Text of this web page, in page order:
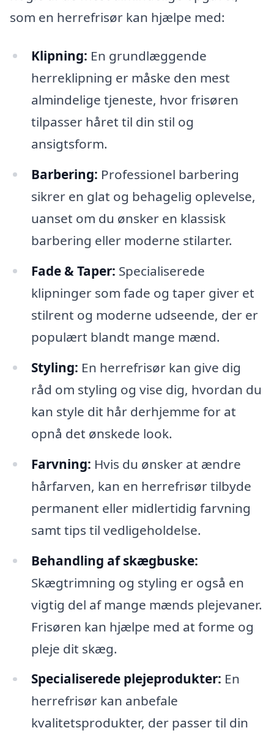
som en herrefrisør kan hjælpe med:
Klipning: En grundlæggende
herreklipning er måske den mest
almindelige tjeneste, hvor frisøren
tilpasser håret til din stil og
ansigtsform.
Barbering: Professionel barbering
sikrer en glat og behagelig oplevelse,
uanset om du ønsker en klassisk
barbering eller moderne stilarter.
Fade & Taper: Specialiserede
klipninger som fade og taper giver et
stilrent og moderne udseende, der er
populært blandt mange mænd.
Styling: En herrefrisør kan give dig
råd om styling og vise dig, hvordan du
kan style dit hår derhjemme for at
opnå det ønskede look.
Farvning: Hvis du ønsker at ændre
hårfarven, kan en herrefrisør tilbyde
permanent eller midlertidig farvning
samt tips til vedligeholdelse.
Behandling af skægbuske:
Skægtrimning og styling er også en
vigtig del af mange mænds plejevaner.
Frisøren kan hjælpe med at forme og
pleje dit skæg.
Specialiserede plejeprodukter: En
herrefrisør kan anbefale
kvalitetsprodukter, der passer til din